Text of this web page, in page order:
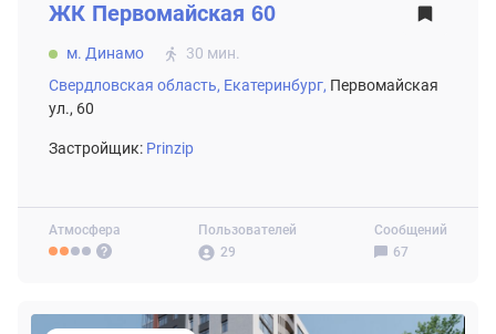
Атмосфера
Пользователей
29
Сообщений
67
ЖК Первомайская 60
м. Динамо
30 мин.
Свердловская область, Екатеринбург, Первомайская
ул., 60
Застройщик: Prinzip